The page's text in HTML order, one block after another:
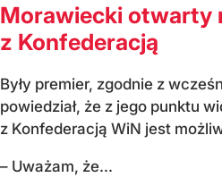
Morawiecki otwarty
z Konfederacją
Były premier, zgodnie z
powiedział, że z jego punktu
z Konfederacją WiN jest
– Uważam, że...